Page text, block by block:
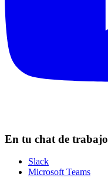
En tu chat de trabajo
Slack
Microsoft Teams